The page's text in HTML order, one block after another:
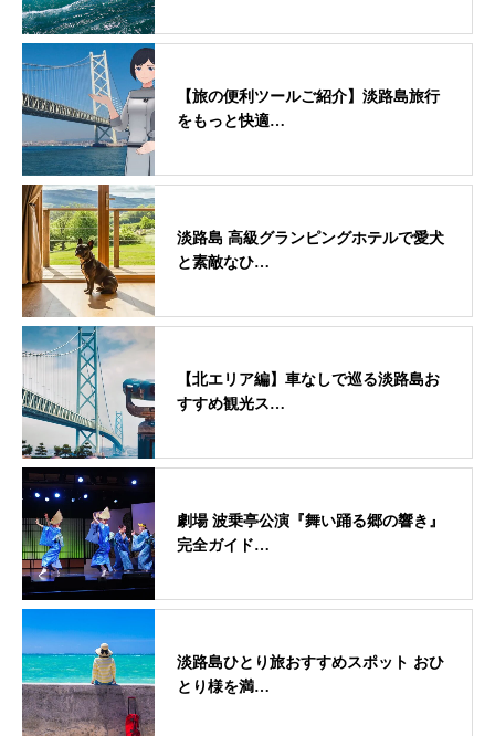
【旅の便利ツールご紹介】淡路島旅行
をもっと快適…
淡路島 高級グランピングホテルで愛犬
と素敵なひ…
【北エリア編】車なしで巡る淡路島お
すすめ観光ス…
劇場 波乗亭公演『舞い踊る郷の響き』
完全ガイド…
淡路島ひとり旅おすすめスポット おひ
とり様を満…